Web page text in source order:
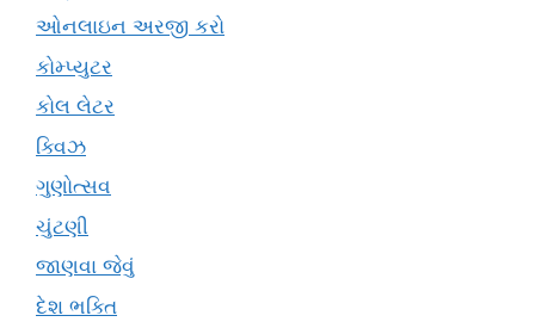
ઓનલાઇન અરજી કરો
કોમ્પ્યુટર
કોલ લેટર
ક્વિઝ
ગુણોત્સવ
ચુંટણી
જાણવા જેવું
દેશ ભક્તિ